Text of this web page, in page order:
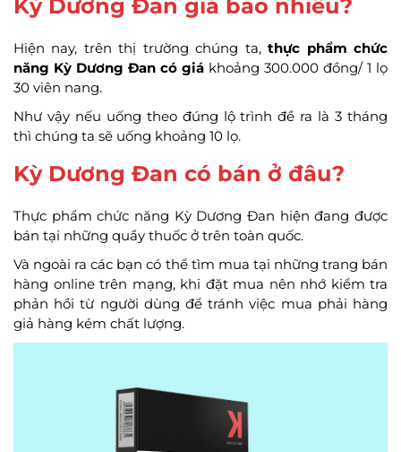
Kỳ Dương Đan giá bao nhiêu?
Hiện nay, trên thị trường chúng ta,thực phẩm chức
năng Kỳ Dương Đan có giá khoảng 300.000 đồng/ 1 lọ
30 viên nang.
Như vậy nếu uống theo đúng lộ trình đề ra là 3 tháng
thì chúng ta sẽ uống khoảng 10 lọ.
Kỳ Dương Đan có bán ở đâu?
Thực phẩm chức năng Kỳ Dương Đan hiện đang được
bán tại những quầy thuốc ở trên toàn quốc.
Và ngoài ra các bạn có thể tìm mua tại những trang bán
hàng online trên mạng, khi đặt mua nên nhớ kiểm tra
phản hồi từ người dùng để tránh việc mua phải hàng
giả hàng kém chất lượng.